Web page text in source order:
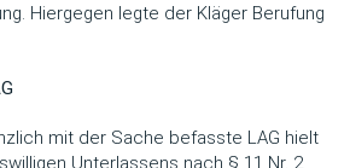
Hiergegen legte der Kläger Berufung
mit der Sache befasste LAG hielt
Unterlassens nach § 11 Nr. 2